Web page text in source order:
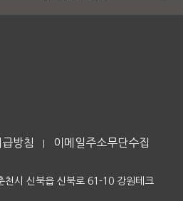
방침
이메일주소무단수집
천시 신북읍 신북로 61-10 강원테크